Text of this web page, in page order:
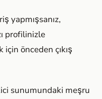
yapmışsanız,
profilinizle
önceden çıkış
sunumundaki meşru